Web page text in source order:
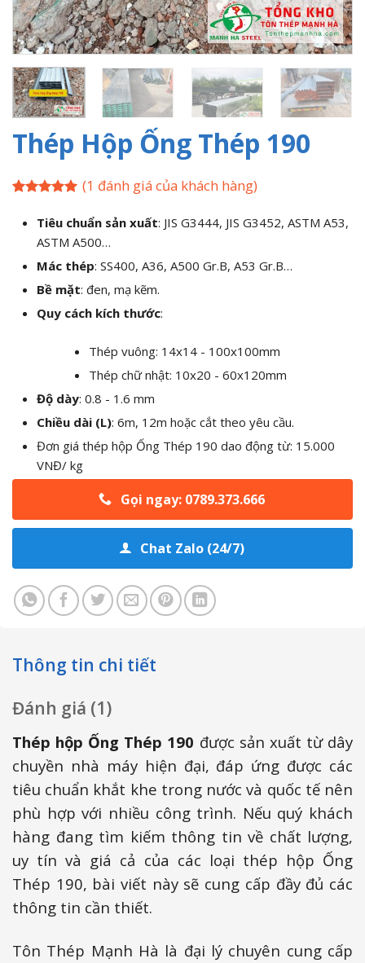
Thép Hộp Ống Thép 190
dựa trên
đánh giá
(1 đánh giá của khách hàng)
Tiêu chuẩn sản xuất: JIS G3444, JIS G3452, ASTM A53,
ASTM A500…
Mác thép: SS400, A36, A500 Gr.B, A53 Gr.B…
Bề mặt: đen, mạ kẽm.
Quy cách kích thước:
Thép vuông: 14x14 - 100x100mm
Thép chữ nhật: 10x20 - 60x120mm
Độ dày: 0.8 - 1.6 mm
Chiều dài (L): 6m, 12m hoặc cắt theo yêu cầu.
Đơn giá thép hộp Ống Thép 190 dao động từ: 15.000
VNĐ/ kg
Gọi ngay: 0789.373.666
Chat Zalo (24/7)
Thông tin chi tiết
Đánh giá (1)
Thép hộp Ống Thép 190 được sản xuất từ dây
chuyền nhà máy hiện đại, đáp ứng được các
tiêu chuẩn khắt khe trong nước và quốc tế nên
phù hợp với nhiều công trình. Nếu quý khách
hàng đang tìm kiếm thông tin về chất lượng,
uy tín và giá cả của các loại thép hộp Ống
Thép 190, bài viết này sẽ cung cấp đầy đủ các
thông tin cần thiết.
Tôn Thép Mạnh Hà là đại lý chuyên cung cấp